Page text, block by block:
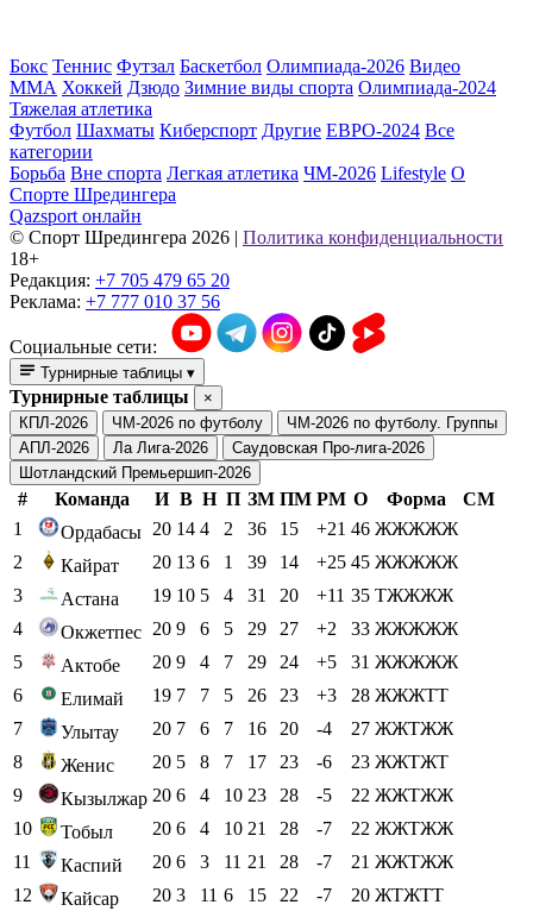
Бокс Теннис Футзал Баскетбол Олимпиада-2026 Видео
ММА Хоккей Дзюдо Зимние виды спорта Олимпиада-2024
Тяжелая атлетика
Футбол Шахматы Киберспорт Другие ЕВРО-2024 Все
категории
Борьба Вне спорта Легкая атлетика ЧМ-2026 Lifestyle О
Спорте Шредингера
Qazsport онлайн
© Cпорт Шредингера 2026 | Политика конфиденциальности
18+
Редакция: +7 705 479 65 20
Реклама: +7 777 010 37 56
Социальные сети:
Турнирные таблицы ▾
Турнирные таблицы
×
КПЛ-2026
ЧМ-2026 по футболу
ЧМ-2026 по футболу. Группы
АПЛ-2026
Ла Лига-2026
Саудовская Про-лига-2026
Шотландский Премьершип-2026
# Команда И В Н П ЗМ ПМ РМ О Форма
СМ
1
Ордабасы 20 14 4 2 36 15 +21 46 ЖЖЖЖЖ
2
Кайрат 20 13 6 1 39 14 +25 45 ЖЖЖЖЖ
3
Астана 19 10 5 4 31 20 +11 35 ТЖЖЖЖ
4
Окжетпес 20 9 6 5 29 27 +2 33 ЖЖЖЖЖ
5
Актобе 20 9 4 7 29 24 +5 31 ЖЖЖЖЖ
6
Елимай 19 7 7 5 26 23 +3 28 ЖЖЖТТ
7
Улытау 20 7 6 7 16 20 -4 27 ЖЖТЖЖ
8
Женис 20 5 8 7 17 23 -6 23 ЖЖТЖТ
9
Кызылжар 20 6 4 10 23 28 -5 22 ЖЖТЖЖ
10
Тобыл 20 6 4 10 21 28 -7 22 ЖЖТЖЖ
11
Каспий 20 6 3 11 21 28 -7 21 ЖЖТЖЖ
12
Кайсар 20 3 11 6 15 22 -7 20 ЖТЖТТ